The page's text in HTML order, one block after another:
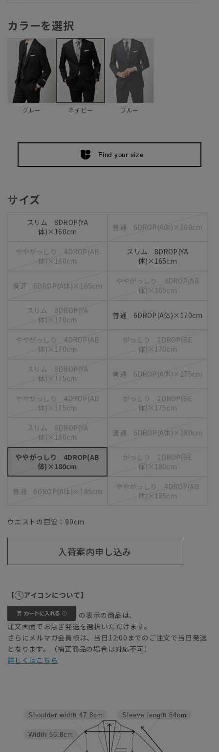
カラーを選択
グレー ネイビー ブルー
Find your size
サイズ
スリム 8DROP(YA
体)×160cm
普通 6DROP(A体)×160cm
ややがっしり 4DROP(AB
体)×160cm
スリム 8DROP(YA
体)×165cm
普通 6DROP(A体)×165cm
ややがっしり 4DROP(AB
体)×165cm
スリム 8DROP(YA
体)×170cm
普通 6DROP(A体)×170cm
ややがっしり 4DROP(AB
体)×170cm
がっしり 2DROP(BE
体)×170cm
スリム 8DROP(YA
体)×175cm
普通 6DROP(A体)×175cm
ややがっしり 4DROP(AB
体)×175cm
がっしり 2DROP(BE
体)×175cm
スリム 8DROP(YA
体)×180cm
普通 6DROP(A体)×180cm
ややがっしり 4DROP(AB
体)×180cm
がっしり 2DROP(BE
体)×180cm
普通 6DROP(A体)×185cm
ややがっしり 4DROP(AB
体)×185cm
ウエストの目安： 90cm
入荷案内申し込み
【 アイコンについて】
の表示の商品は、
注文画面でお急ぎ発送を選択いただけます。
さらにメルマガ会員様は、当日12:00までのご注文で当日発送
となります。（補正商品の場合は対応不可）
詳しくはこちら
Sleeve length 64cm
Width 56.8cm
Shoulder width 47.8cm